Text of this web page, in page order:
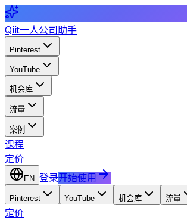
Qiit一人公司助手
Pinterest
YouTube
机会库
流量
案例
课程
定价
EN 登录开始使用
Pinterest YouTube 机会库 流量
定价